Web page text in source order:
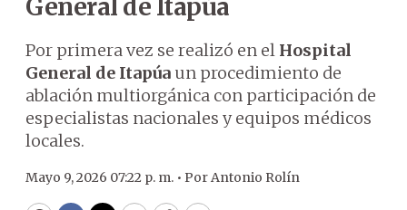
General de Itapúa
Por primera vez se realizó en el Hospital
General de Itapúa un procedimiento de
ablación multiorgánica con participación de
especialistas nacionales y equipos médicos
locales.
Mayo 9, 2026 07:22 p. m. • PorAntonio Rolín